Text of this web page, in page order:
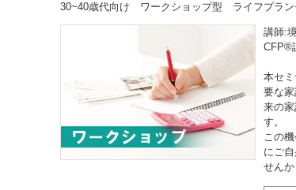
30~40歳代向け ワークショップ型 ライフプラン
講師:
CFP®
本セ
要な
来の
す。
この
にご
せんか